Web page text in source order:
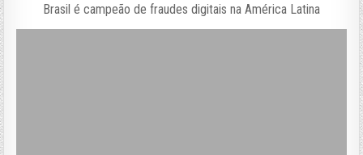
Brasil é campeão de fraudes digitais na América Latina